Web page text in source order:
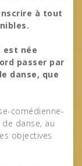
à tout
est née
passer par
danse, que
comédienne-
danse, au
objectives